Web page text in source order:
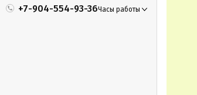
+7-904-554-93-36Часы работы